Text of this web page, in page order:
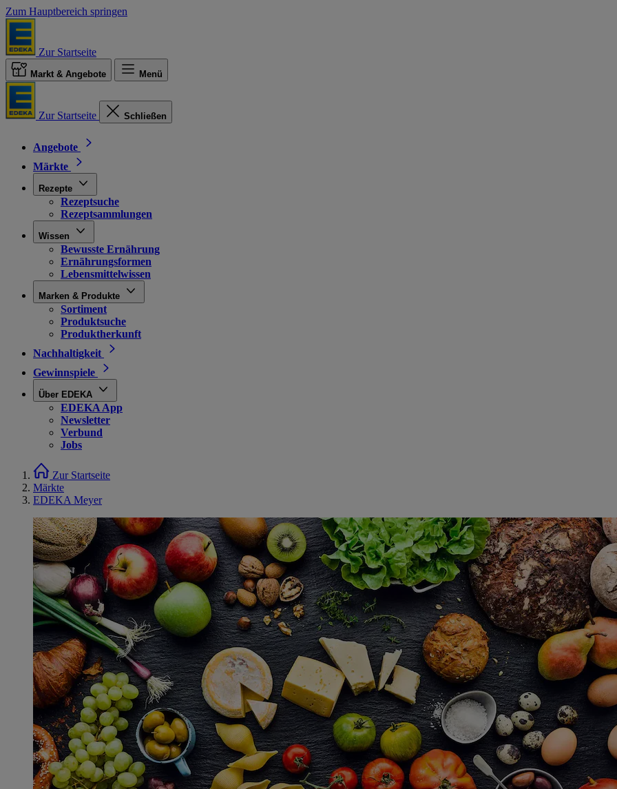
Zum Hauptbereich springen
Zur Startseite
Markt & Angebote Menü
Zur Startseite Schließen
Angebote
Märkte
Rezepte
Rezeptsuche
Rezeptsammlungen
Wissen
Bewusste Ernährung
Ernährungsformen
Lebensmittelwissen
Marken & Produkte
Sortiment
Produktsuche
Produktherkunft
Nachhaltigkeit
Gewinnspiele
Über EDEKA
EDEKA App
Newsletter
Verbund
Jobs
Zur Startseite
Märkte
EDEKA Meyer